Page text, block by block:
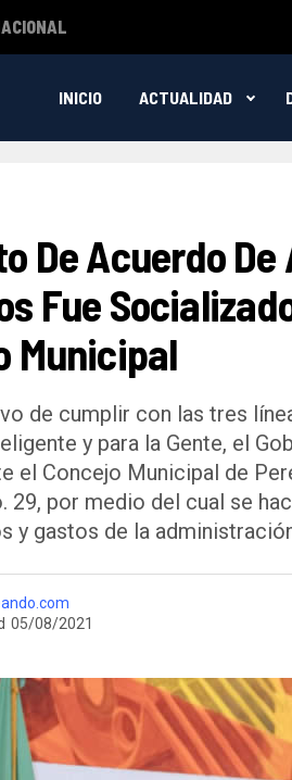
INICIO ACTUALIDAD
De Acuerdo De
Fue
Municipal
de cumplir con las tres
y para la Gente, el
el Concejo Municipal de
29, por medio del cual se
y gastos de la
05/08/2021